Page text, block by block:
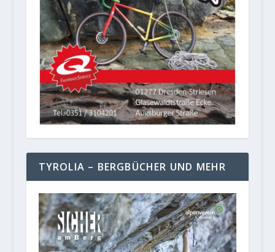
TYROLIA – BERGBÜCHER UND MEHR